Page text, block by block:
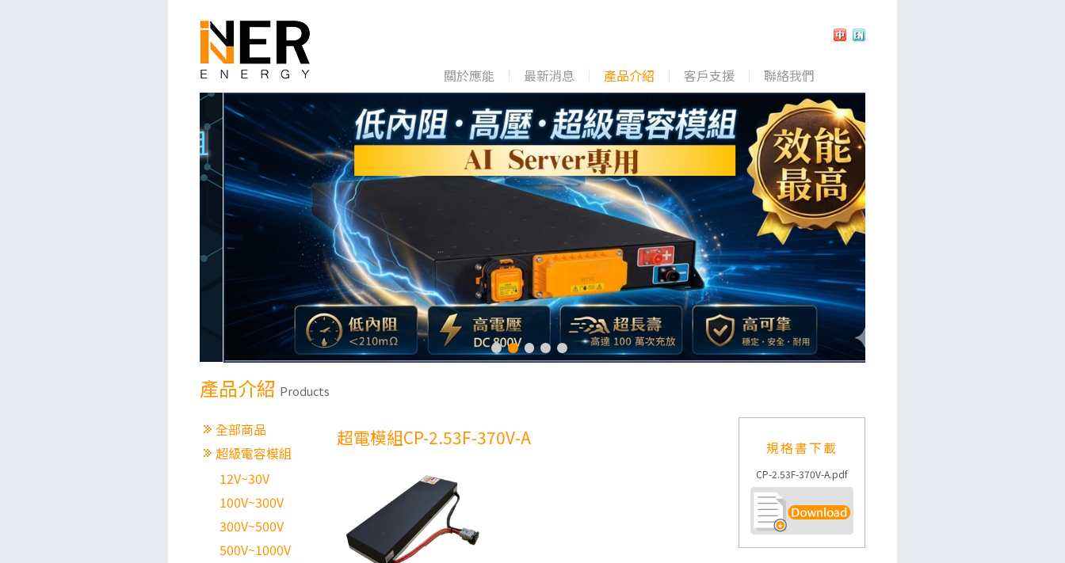
關於應能 最新消息 產品介紹 客戶支援 聯絡我們
產品介紹 Products
全部商品
超級電容模組
12V~30V
100V~300V
300V~500V
500V~1000V
超電模組CP-2.53F-370V-A 規格書下載
CP-2.53F-370V-A.pdf